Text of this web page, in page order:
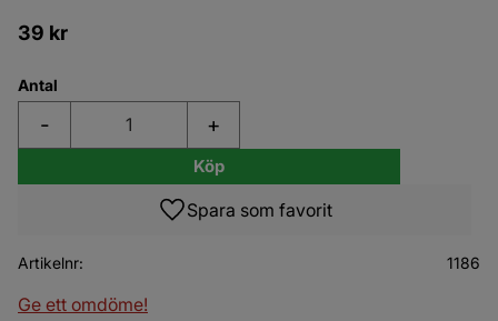
39 kr
Antal
+
-
Köp
Lägg till i favoriter
Artikelnr 1186
Ge ett omdöme!